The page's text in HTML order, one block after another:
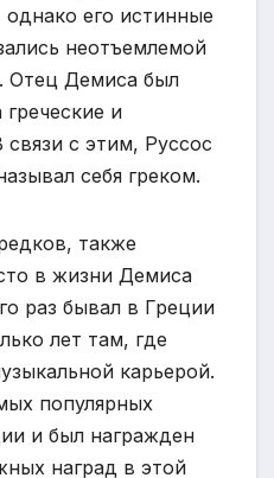
его истинные
неотъемлемой
Отец Демиса был
и
связи с этим, Руссос
себя греком.
также
в жизни Демиса
раз бывал в Греции
лет там, где
карьерой.
популярных
и был награжден
наград в этой